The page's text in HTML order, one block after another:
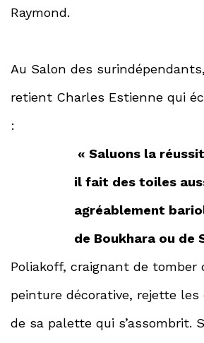
Raymond.
Au Salon des
retient Charles Estienne qui
:
« Saluons la
il fait des toiles
agréablement
de Boukhara ou de
Poliakoff, craignant de tomber
peinture décorative, rejette les
de sa palette qui s’assombrit.